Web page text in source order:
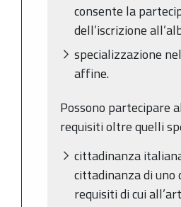
consente la
dell’iscrizione
specializzazione
affine.
Possono partecipare
requisiti oltre quelli
cittadinanza
cittadinanza di uno
requisiti di cui